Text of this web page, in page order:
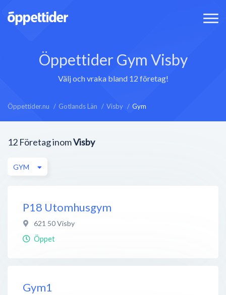
Öppettider Gym Visby
Välj och vraka bland 12 företag!
Öppettider.nu Gotlands Län Visby Gym
12 Företag inomVisby
GYM
P18 Utomhusgym
621 50Visby
Öppet
Gym1